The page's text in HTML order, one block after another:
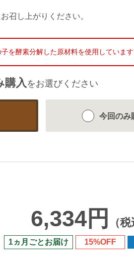
召し上がりください。
を酵素分解した原材料を使用していま
購入をお選びください
今回のみ
6,334円 （税
1ヵ月ごとお届け 15%OFF